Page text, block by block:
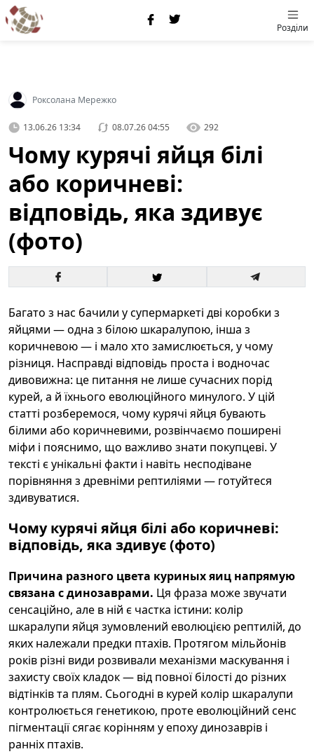
Розділи
Роксолана Мережко
13.06.26 13:34 08.07.26 04:55 292
Чому курячі яйця білі
або коричневі:
відповідь, яка здивує
(фото)
Багато з нас бачили у супермаркеті дві коробки з
яйцями — одна з білою шкаралупою, інша з
коричневою — і мало хто замислюється, у чому
різниця. Насправді відповідь проста і водночас
дивовижна: це питання не лише сучасних порід
курей, а й їхнього еволюційного минулого. У цій
статті розберемося, чому курячі яйця бувають
білими або коричневими, розвінчаємо поширені
міфи і пояснимо, що важливо знати покупцеві. У
тексті є унікальні факти і навіть несподіване
порівняння з древніми рептиліями — готуйтеся
здивуватися.
Чому курячі яйця білі або коричневі:
відповідь, яка здивує (фото)
Причина разного цвета куриных яиц напрямую
связана с динозаврами. Ця фраза може звучати
сенсаційно, але в ній є частка істини: колір
шкаралупи яйця зумовлений еволюцією рептилій, до
яких належали предки птахів. Протягом мільйонів
років різні види розвивали механізми маскування і
захисту своїх кладок — від повної білості до різних
відтінків та плям. Сьогодні в курей колір шкаралупи
контролюється генетикою, проте еволюційний сенс
пігментації сягає корінням у епоху динозаврів і
ранніх птахів.